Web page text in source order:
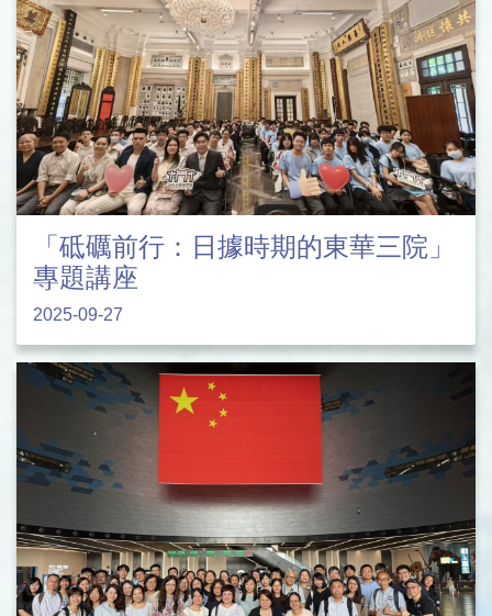
「砥礪前行：日據時期的東華三院」
專題講座
2025-09-27